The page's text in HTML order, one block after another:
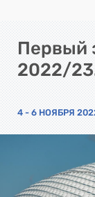
Первый
2022/
4 - 6 НОЯБРЯ